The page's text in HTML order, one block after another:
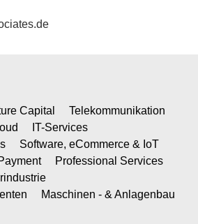
Capital
Telekommunikation
IT-Services
Software, eCommerce & IoT
Professional Services
Maschinen - & Anlagenbau